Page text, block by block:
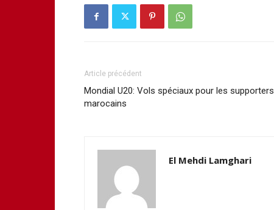
Article précédent
Mondial U20: Vols spéciaux pour les supporters
marocains
El Mehdi Lamghari